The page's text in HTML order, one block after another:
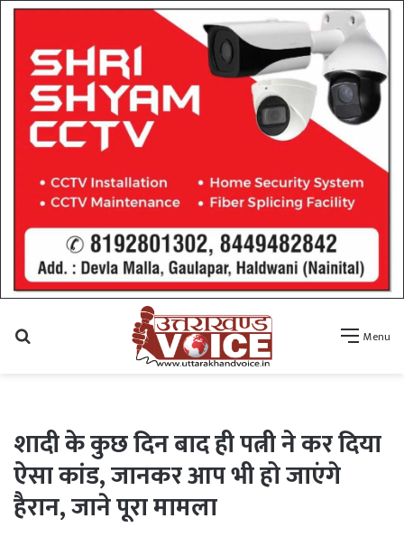
Menu
शादी के कुछ दिन बाद ही पत्नी ने कर दिया
ऐसा कांड, जानकर आप भी हो जाएंगे
हैरान, जाने पूरा मामला